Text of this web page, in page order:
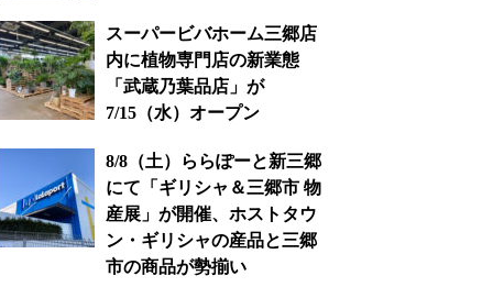
スーパービバホーム三郷店
内に植物専門店の新業態
「武蔵乃葉品店」が
7/15（水）オープン
8/8（土）ららぽーと新三郷
にて「ギリシャ＆三郷市 物
産展」が開催、ホストタウ
ン・ギリシャの産品と三郷
市の商品が勢揃い